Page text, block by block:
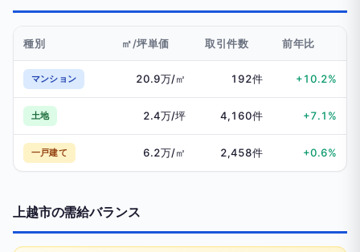
種別 ㎡/坪単価 取引件数 前年比
マンション 20.9万/㎡ 192件 +10.2%
土地 2.4万/坪 4,160件 +7.1%
一戸建て 6.2万/㎡ 2,458件 +0.6%
上越市の需給バランス